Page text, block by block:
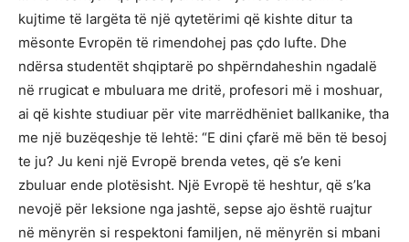
kujtime të largëta të një qytetërimi që kishte ditur ta
mësonte Evropën të rimendohej pas çdo lufte. Dhe
ndërsa studentët shqiptarë po shpërndaheshin ngadalë
në rrugicat e mbuluara me dritë, profesori më i moshuar,
ai që kishte studiuar për vite marrëdhëniet ballkanike, tha
me një buzëqeshje të lehtë: “E dini çfarë më bën të besoj
te ju? Ju keni një Evropë brenda vetes, që s’e keni
zbuluar ende plotësisht. Një Evropë të heshtur, që s’ka
nevojë për leksione nga jashtë, sepse ajo është ruajtur
në mënyrën si respektoni familjen, në mënyrën si mbani